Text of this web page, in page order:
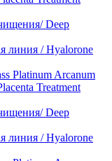
Deep
линия / Hyalorone
Platinum Arcanum
Treatment
Deep
линия / Hyalorone